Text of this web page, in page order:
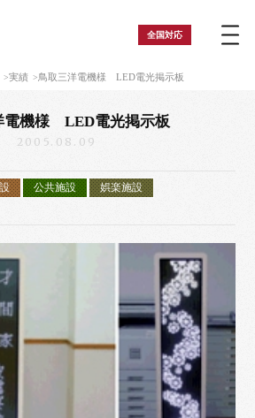
全国対応
実績 鳥取三洋電機様 LED電光掲示板
電機様 LED電光掲示板
2005.08.09
公共施設 娯楽施設